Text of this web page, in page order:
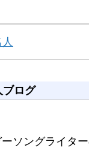
ブログ
ソングライタ